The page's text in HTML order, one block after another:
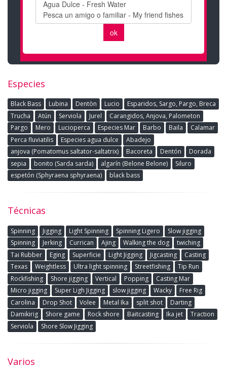
Especies
Black Bass Lubina Dentòn Lucio
Esparidos, Sargo, Pargo, Breca
Trucha
Atún Serviola Jurel
Carangidos, Anjova, Palometon
Pargo
Mero Lucioperca Especies Mar Barbo Baila
Calamar
Perca fluviatilis
Especies agua dulce
Abadejo
anjova (Pomatomus saltator-saltatrix)
Bacoreta Dentón
Dorada
sepia
bonito (Sarda sarda) algarín (Belone Belone)
Siluro
espetón (Sphyraena sphyraena)
black bass
Técnicas
Spinning Jigging Light Spinning Spinning Ligero
Slow jigging
Spinning
Jerking Currican Ajing Walking the dog
twiching
Tai Rubber
Eging Superficie Light Jigging Jigcasting
Casting
Texas
Weightless Ultra light spinning Streetfishing
Tip Run
Rockfishing
Shore jigging Vertical Popping
Casting Mar
Micro jigging
Super Ligh Jigging slow jigging Wacky
Free Rig
Carolina
Drop Shot Volee Metal Ika split shot
Darting
Damikirig
Shore game Rock shore Baitcasting Ika jet
Traction
Serviola
Shore Slow Jigging
Varios